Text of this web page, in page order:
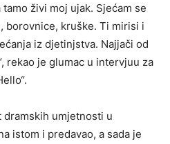
živi moj ujak. Sjećam se
borovnice, kruške. Ti mirisi i
iz djetinjstva. Najjači od
rekao je glumac u intervjuu za
dramskih umjetnosti u
istom i predavao, a sada je